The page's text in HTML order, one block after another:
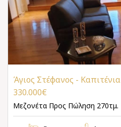
Άγιος Στέφανος - Καπιτένια
330.000€
Μεζονέτα Προς Πώληση 270τμ.